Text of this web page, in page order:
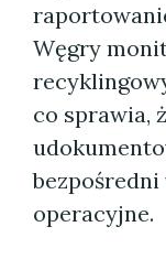
Węgry
co sprawia,
operacyjne.